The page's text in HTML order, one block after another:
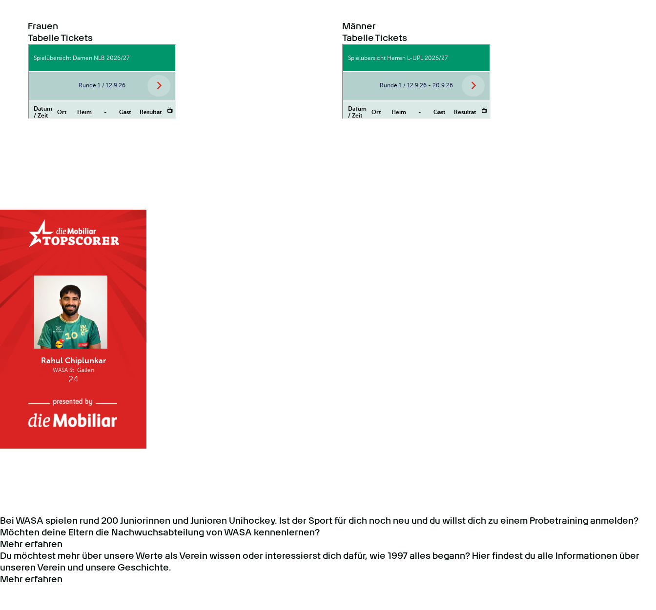
Feld eine riesige Bereicherung. Dass sie sich trotz vielen Angeboten
aus der NLA für uns entschieden hat, ist ein ganz starkes Zeichen für
unseren Verein.»
wieder im WASA-Dress zu spielen. Der Verein hat in den letzten
Jahren sichtbare Fortschritte gemacht. Mit unserem Team voller
junger Schweizer Spielerinnen und unseren treuen Fans und
erleben können, wird das erste Heimspiel am 12. September (Derby
gegen Red Lions Frauenfeld) als «Girls-Match» stattfinden. Es gibt
kostenlosen Eintritt für alle Mädchen & Frauen, ein kostenloses &
attraktives Pausengame und Einlaufmädchen. Interessierte
Herzlich Willkommen zurück bei WASA, Nina Metzger!
Bilder: IFF, WASA & Fabrice Duc
Frauen
TabelleTickets
Männer
TabelleTickets
Bei WASA spielen rund 200 Juniorinnen und Junioren Unihockey. Ist der Sport für dich noch neu und du willst dich zu einem Probetraining anmelden?
Möchten deine Eltern die Nachwuchsabteilung von WASA kennenlernen?
Mehr erfahren
Du möchtest mehr über unsere Werte als Verein wissen oder interessierst dich dafür, wie 1997 alles begann? Hier findest du alle Informationen über
unseren Verein und unsere Geschichte.
Mehr erfahren